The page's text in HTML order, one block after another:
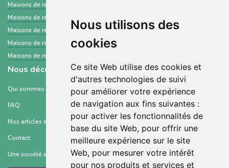
Nous utilisons des
cookies
Ce site Web utilise des cookies et
d'autres technologies de suivi
pour améliorer votre expérience
de navigation aux fins suivantes :
pour activer les fonctionnalités de
base du site Web, pour offrir une
meilleure expérience sur le site
Web, pour mesurer votre intérêt
pour nos produits et services et
Maisons de retraite et Ehpad
Maisons de retraite et Ehpad
Maisons de retraite et Ehpad Polynésie française
Maisons de retraite et Ehpad Essonne
Maisons de retraite et Ehpad
Nous découvrir
Qui sommes-nous ?
FAQ
Nos articles et ressources
Contact
Une société soutenue par :